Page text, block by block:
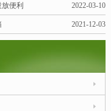
2022-03-10
便利
2021-12-03